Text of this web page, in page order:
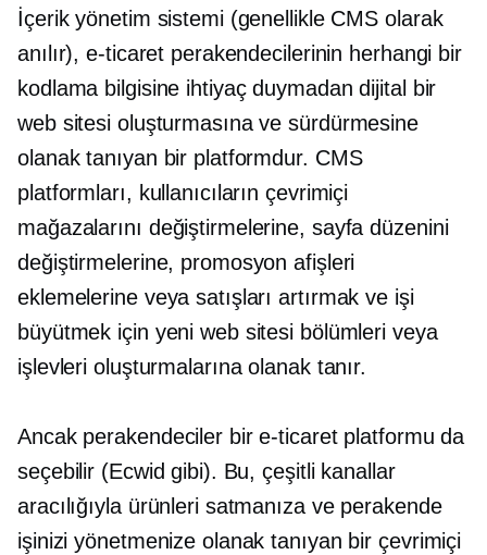
İçerik yönetim sistemi (genellikle CMS olarak
anılır), e-ticaret perakendecilerinin herhangi bir
kodlama bilgisine ihtiyaç duymadan dijital bir
web sitesi oluşturmasına ve sürdürmesine
olanak tanıyan bir platformdur. CMS
platformları, kullanıcıların çevrimiçi
mağazalarını değiştirmelerine, sayfa düzenini
değiştirmelerine, promosyon afişleri
eklemelerine veya satışları artırmak ve işi
büyütmek için yeni web sitesi bölümleri veya
işlevleri oluşturmalarına olanak tanır.
Ancak perakendeciler bir e-ticaret platformu da
seçebilir (Ecwid gibi). Bu, çeşitli kanallar
aracılığıyla ürünleri satmanıza ve perakende
işinizi yönetmenize olanak tanıyan bir çevrimiçi